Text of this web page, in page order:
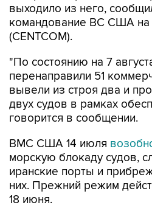
выходило из него,
командование ВС США на
(CENTCOM).
"По состоянию на 7
перенаправили 51
вывели из строя два и
двух судов в рамках
говорится в сообщении.
ВМС США 14 июля
морскую блокаду судов,
иранские порты и
них. Прежний режим
18 июня.